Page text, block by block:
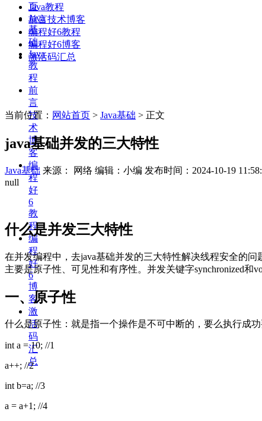
页
Java
基
础
Java
教
程
前
言
技
术
博
客
编
程
好
6
教
程
编
程
好
6
博
客
激
活
码
汇
总
Java教程
前言技术博客
编程好6教程
编程好6博客
激活码汇总
当前位置： 网站首页 > Java基础 > 正文
java基础并发的三大特性
Java基础 来源： 网络 编辑：小编 发布时间：2024-10-19
null
什么是并发三大特性
在并发编程中，去java基础并发的三大特性解决线程安全的
主要是原子性、可见性和有序性。并发关键字synchronized
一、原子性
什么是原子性：就是指一个操作是不可中断的，要么执行成
int a = 10; //1
a++; //2
int b=a; //3
a = a+1; //4